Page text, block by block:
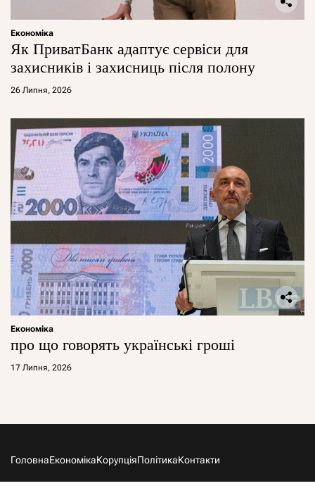
Економіка
Як ПриватБанк адаптує сервіси для
захисників і захисниць після полону
26 Липня, 2026
Економіка
про що говорять українські гроші
17 Липня, 2026
ГоловнаЕкономікаКорупціяПолітикаКонтакти